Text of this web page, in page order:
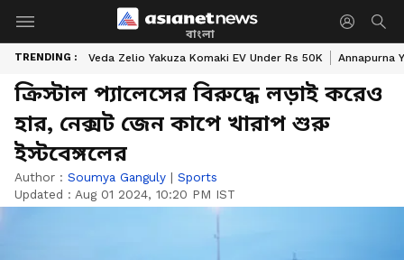
বাংলা
TRENDING : Veda Zelio Yakuza Komaki EV Under Rs 50K Annapurna
ক্রিস্টাল প্যালেসের বিরুদ্ধে লড়াই করেও
হার, নেক্সট জেন কাপে খারাপ শুরু
ইস্টবেঙ্গলের
Author : Soumya Ganguly | Sports
Updated : Aug 01 2024, 10:20 PM IST